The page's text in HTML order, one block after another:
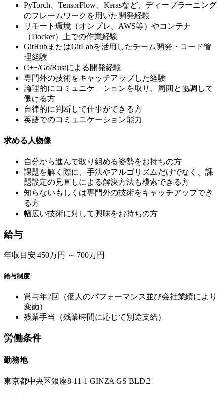
PyTorch、TensorFlow、Kerasなど、ディープラーニング
のフレームワークを用いた開発経験
リモート環境（オンプレ、AWS等）やコンテナ
（Docker）上での作業経験
GitHubまたはGitLabを活用したチーム開発・コード管
理経験
C++/Go/Rustによる開発経験
専門外の技術をキャッチアップした経験
論理的にコミュニケーションを取り、周囲と協調して
働ける方
自律的に判断して仕事ができる方
英語でのコミュニケーション能力
求める人物像
自分から進んで取り組める姿勢をお持ちの方
課題を解く際に、手法やアルゴリズムだけでなく、課
題設定の見直しによる解決方法も模索できる方
知らないもしくは専門外の技術をキャッチアップでき
る方
幅広い技術に対して興味をお持ちの方
給与
年収目安 450万円 ～ 700万円
給与制度
賞与年2回（個人のパフォーマンス並び会社業績により
変動）
残業手当（残業時間に応じて別途支給）
労働条件
勤務地
東京都中央区銀座8-11-1 GINZA GS BLD.2